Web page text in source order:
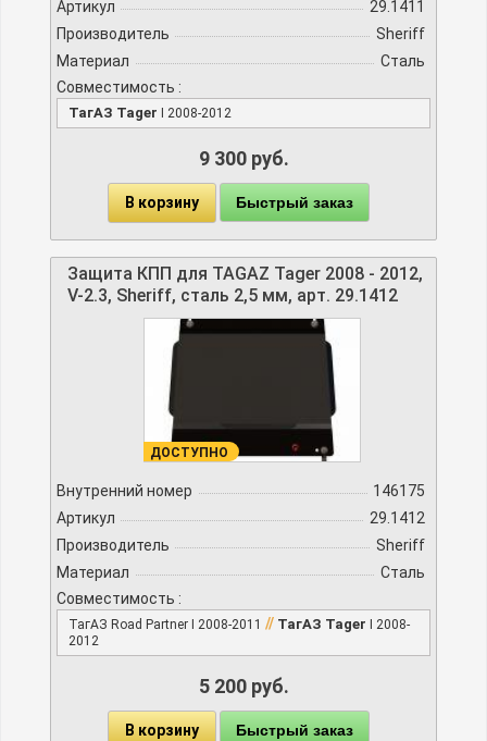
Артикул
29.1411
Производитель
Sheriff
Материал
Сталь
Совместимость :
ТагАЗ Tager I 2008-2012
9 300 руб.
В корзину Быстрый заказ
Защита КПП для TAGAZ Tager 2008 - 2012,
V-2.3, Sheriff, сталь 2,5 мм, арт. 29.1412
ДОСТУПНО
Внутренний номер
146175
Артикул
29.1412
Производитель
Sheriff
Материал
Сталь
Совместимость :
ТагАЗ Road Partner I 2008-2011 // ТагАЗ Tager I 2008-
2012
5 200 руб.
В корзину Быстрый заказ